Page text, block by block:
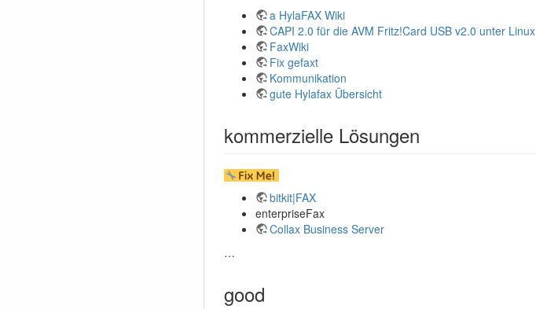
a HylaFAX Wiki
CAPI 2.0 für die AVM Fritz!Card USB v2.0 unter Linux
FaxWiki
Fix gefaxt
Kommunikation
gute Hylafax Übersicht
kommerzielle Lösungen
bitkit|FAX
enterpriseFax
Collax Business Server
…
good